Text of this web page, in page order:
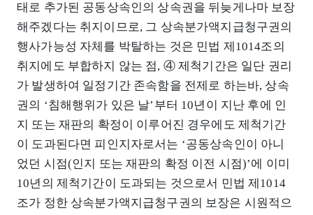
태로 추가된 공동상속인의 상속권을 뒤늦게나마 보장
해주겠다는 취지이므로, 그 상속분가액지급청구권의
행사가능성 자체를 박탈하는 것은 민법 제1014조의
취지에도 부합하지 않는 점, ④ 제척기간은 일단 권리
가 발생하여 일정기간 존속함을 전제로 하는바, 상속
권의 ‘침해행위가 있은 날’부터 10년이 지난 후에 인
지 또는 재판의 확정이 이루어진 경우에도 제척기간
이 도과된다면 피인지자로서는 ‘공동상속인이 아니
었던 시점(인지 또는 재판의 확정 이전 시점)’에 이미
10년의 제척기간이 도과되는 것으로서 민법 제1014
조가 정한 상속분가액지급청구권의 보장은 시원적으